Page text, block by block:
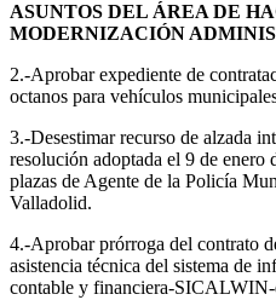
ASUNTOS DEL ÁREA DE
MODERNIZACIÓN
2.-Aprobar expediente de
octanos para vehículos
3.-Desestimar recurso de alzada
resolución adoptada el 9 de
plazas de Agente de la Policía
Valladolid.
4.-Aprobar prórroga del contrato
asistencia técnica del sistema de
contable y financiera-